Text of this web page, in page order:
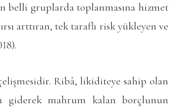
belli gruplarda toplanmasına hizmet
arttıran, tek taraflı risk yükleyen ve
Ribâ, likiditeye sahip olan
giderek mahrum kalan borçlunun